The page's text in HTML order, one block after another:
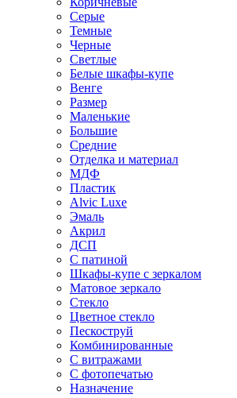
Серые
Темные
Черные
Светлые
Белые шкафы-купе
Венге
Размер
Маленькие
Большие
Средние
Отделка и материал
МДФ
Пластик
Alvic Luxe
Эмаль
Акрил
ДСП
С патиной
Шкафы-купе с зеркалом
Матовое зеркало
Стекло
Цветное стекло
Пескоструй
Комбинированные
С витражами
С фотопечатью
Назначение